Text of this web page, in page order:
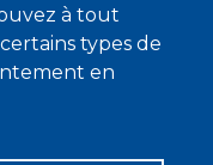
à tout
types de
en